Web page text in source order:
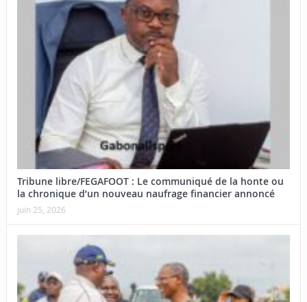
Tribune libre/FEGAFOOT : Le communiqué de la honte ou
la chronique d’un nouveau naufrage financier annoncé
juin 25, 2026